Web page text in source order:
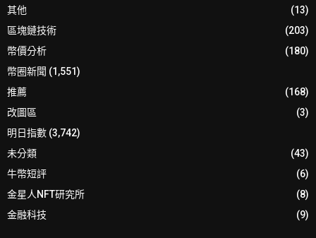
其他
(13)
區塊鏈技術
(203)
幣價分析
(180)
幣圈新聞 (1,551)
推薦
(168)
改圖區
(3)
明日指數 (3,742)
未分類
(43)
牛幣短評
(6)
金星人NFT研究所
(8)
金融科技
(9)